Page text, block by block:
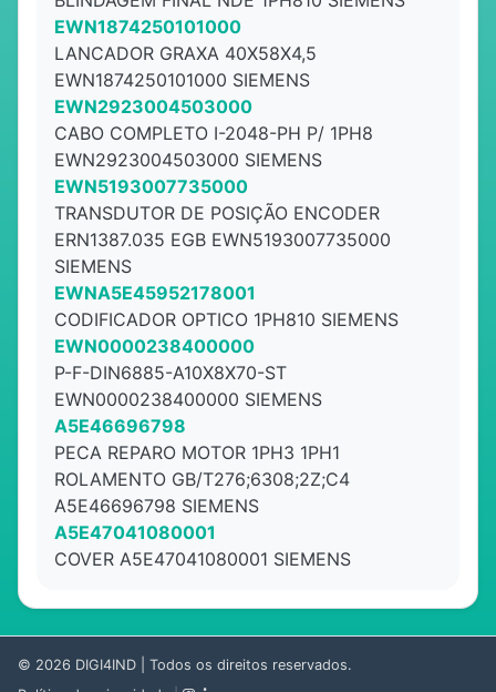
EWN1874250101000
LANCADOR GRAXA 40X58X4,5
EWN1874250101000 SIEMENS
EWN2923004503000
CABO COMPLETO I-2048-PH P/ 1PH8
EWN2923004503000 SIEMENS
EWN5193007735000
TRANSDUTOR DE POSIÇÃO ENCODER
ERN1387.035 EGB EWN5193007735000
SIEMENS
EWNA5E45952178001
CODIFICADOR OPTICO 1PH810 SIEMENS
EWN0000238400000
P-F-DIN6885-A10X8X70-ST
EWN0000238400000 SIEMENS
A5E46696798
PECA REPARO MOTOR 1PH3 1PH1
ROLAMENTO GB/T276;6308;2Z;C4
A5E46696798 SIEMENS
A5E47041080001
COVER A5E47041080001 SIEMENS
© 2026 DIGI4IND | Todos os direitos reservados.